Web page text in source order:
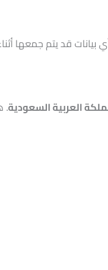
قد يتم جمعها
العربية السعودية.